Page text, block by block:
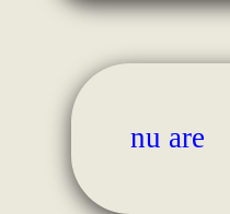
nu are